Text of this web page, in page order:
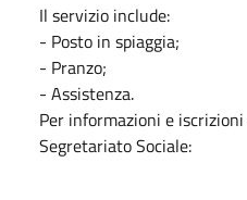
Il servizio include:
️- Posto in spiaggia;
️- Pranzo;
- Assistenza.
Per informazioni e
Segretariato Sociale: